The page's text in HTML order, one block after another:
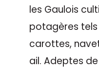
les Gaulois
potagères tels
carottes,
ail. Adeptes